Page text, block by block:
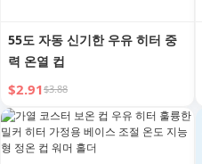
55도 자동 신기한 우유 히터 중
력 온열 컵
$2.91$3.88